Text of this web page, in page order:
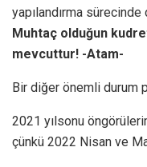
yapılandırma
Muhtaç olduğun
mevcuttur! -Atam-
Bir diğer önemli durum
2021 yılsonu
çünkü 2022 Nisan ve